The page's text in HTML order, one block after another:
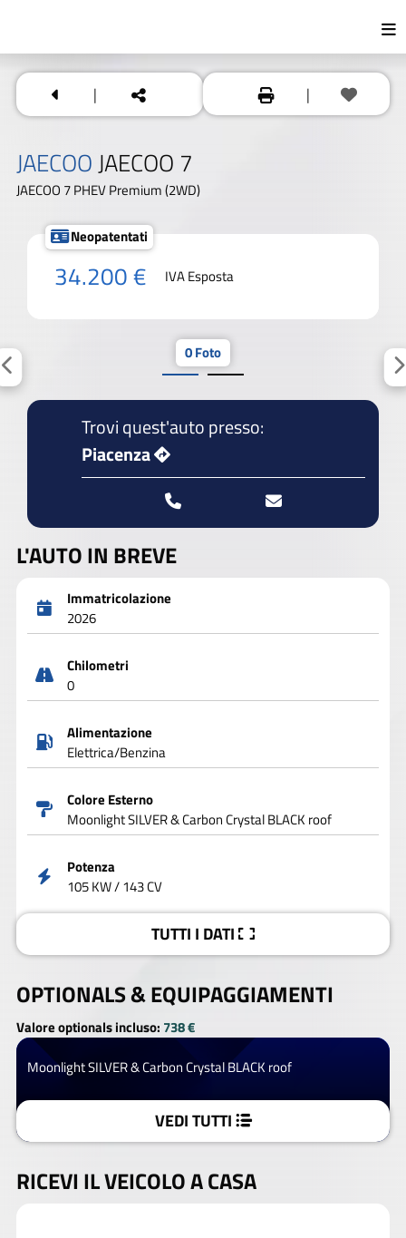
| |
JAECOOJAECOO 7
JAECOO 7 PHEV Premium (2WD)
Neopatentati
34.200 € IVA Esposta
0 Foto
Trovi quest'auto presso:
Piacenza
L'AUTO IN BREVE
Immatricolazione
2026
Chilometri
0
Alimentazione
Elettrica/Benzina
Colore Esterno
Moonlight SILVER & Carbon Crystal BLACK roof
Potenza
105 KW / 143 CV
TUTTI I DATI
OPTIONALS &EQUIPAGGIAMENTI
Valore optionals incluso: 738 €
Moonlight SILVER & Carbon Crystal BLACK roof
VEDI TUTTI
RICEVI IL VEICOLO A CASA